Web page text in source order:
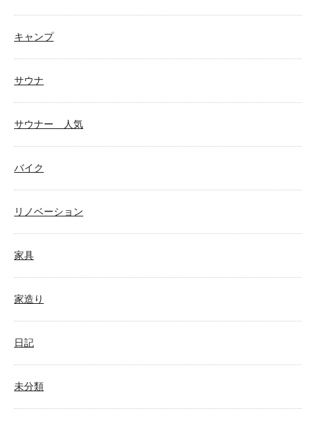
キャンプ
サウナ
サウナー 人気
バイク
リノベーション
家具
家造り
日記
未分類